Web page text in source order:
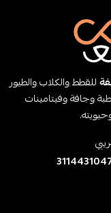
للقطط والكلاب والطيور
وجافة وفيتامينات